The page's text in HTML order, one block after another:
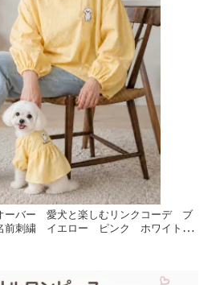
ーバー 愛犬と楽しむリンクコーデ ブ
前刺繍 イエロー ピンク ホワイト
様 犬柄 WAN LIFE ワンライフ【TV
ィア掲載】